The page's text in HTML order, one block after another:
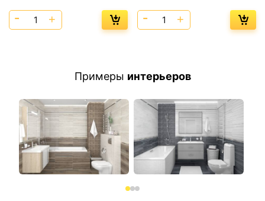
Примеры интерьеров